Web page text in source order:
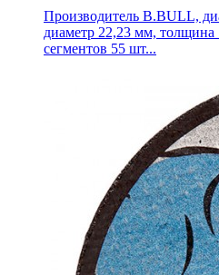
Производитель B.BULL,
диаметр 22,23 мм, толщина
сегментов 55 шт...